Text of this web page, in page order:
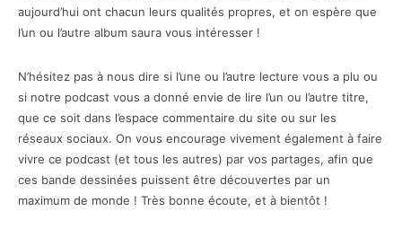
aujourd’hui ont chacun leurs qualités propres, et on espère que
l’un ou l’autre album saura vous intéresser !
N’hésitez pas à nous dire si l’une ou l’autre lecture vous a plu ou
si notre podcast vous a donné envie de lire l’un ou l’autre titre,
que ce soit dans l’espace commentaire du site ou sur les
réseaux sociaux. On vous encourage vivement également à faire
vivre ce podcast (et tous les autres) par vos partages, afin que
ces bande dessinées puissent être découvertes par un
maximum de monde ! Très bonne écoute, et à bientôt !